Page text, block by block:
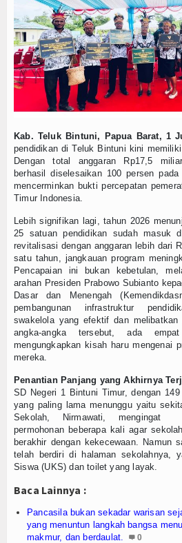
Pejabat Eselon II Setjen
Satuan Kerja
Biro Umum dan PBJ
Biro Organisasi dan Sumber Daya
Manusia
Biro Keuangan dan BMN
Biro Hukum
Biro Perencanaan dan Kerja Sama
Biro Kerja Sama dan Hub.
RENSTRA
Perjanjian Kinerja
SAKIP
Pusat Unduhan
Unit Layanan Terpadu (ULT)
PENGADUAN
Lapor
WHISTLEBLOWING SYSTEM
Video
Hadapi
Indonesia Berburu
Melalui SE
SNT: Upaya
Perjalanan Rumah
Kemendikdasmen
Kemendikdasmen
Torehkan
Hadapi
Indonesia Berburu
SNT: Upaya
Perjalanan Rumah
Kemendikdasmen
Kemendikdasmen
Pemerintah
Kab. Teluk Bintuni, Papua Barat, 1
pendidikan di Teluk Bintuni kini
Dengan total anggaran Rp17,5
berhasil diselesaikan 100 persen
mencerminkan bukti percepatan
Timur Indonesia.
Lebih signifikan lagi, tahun 2026
25 satuan pendidikan sudah masuk
revitalisasi dengan anggaran lebih dari
satu tahun, jangkauan program
Pencapaian ini bukan kebetulan,
arahan Presiden Prabowo Subianto
Dasar dan Menengah
pembangunan infrastruktur
swakelola yang efektif dan
angka-angka tersebut, ada
mengungkapkan kisah haru mengenai
mereka.
Penantian Panjang yang Akhirnya
SD Negeri 1 Bintuni Timur, dengan
yang paling lama menunggu yaitu
Sekolah, Nirmawati, mengingat
permohonan beberapa kali agar
berakhir dengan kekecewaan. Namun
telah berdiri di halaman sekolahnya,
Siswa (UKS) dan toilet yang layak.
Baca Lainnya :
Pancasila bukan sekadar warisan
yang menuntun langkah bangsa
makmur, dan berdaulat.
0